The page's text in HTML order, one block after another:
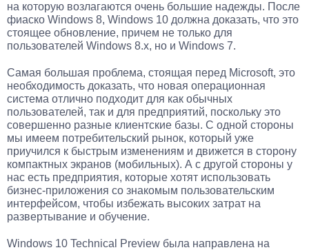
на которую возлагаются очень большие надежды. После
фиаско Windows 8, Windows 10 должна доказать, что это
стоящее обновление, причем не только для
пользователей Windows 8.x, но и Windows 7.
Самая большая проблема, стоящая перед Microsoft, это
необходимость доказать, что новая операционная
система отлично подходит для как обычных
пользователей, так и для предприятий, поскольку это
совершенно разные клиентские базы. С одной стороны
мы имеем потребительский рынок, который уже
приучился к быстрым изменениям и движется в сторону
компактных экранов (мобильных). А с другой стороны у
нас есть предприятия, которые хотят использовать
бизнес-приложения со знакомым пользовательским
интерфейсом, чтобы избежать высоких затрат на
развертывание и обучение.
Windows 10 Technical Preview была направлена на